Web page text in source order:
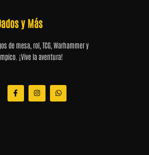
y Más
de mesa, rol, TCG, Warhammer y
¡Vive la aventura!
F
a
c
I
n
s
h
a